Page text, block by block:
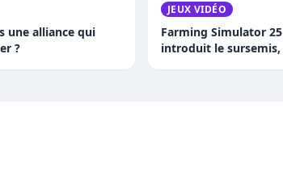
une alliance qui
?
JEUX VIDÉO
Farming Simulator
introduit le sursemis,